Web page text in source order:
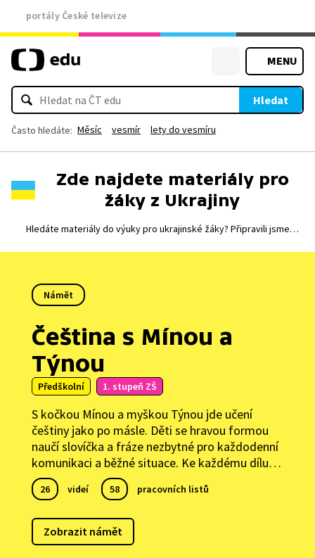
portály České televize
MENU
Hledat
Často hledáte: Měsíc vesmír lety do vesmíru
Zde najdete materiály pro
žáky z Ukrajiny
Hledáte materiály do výuky pro ukrajinské žáky? Připravili jsme
Námět
Čeština s Mínou a
Týnou
Předškolní 1. stupeň ZŠ
S kočkou Mínou a myškou Týnou jde učení
češtiny jako po másle. Děti se hravou formou
naučí slovíčka a fráze nezbytné pro každodenní
komunikaci a běžné situace. Ke každému dílu
navíc najdete slovníčky v češtině i ukrajinštině,
kde si děti slovíčka ještě lépe procvičí. Zábavný
určený pro malé začátečníky. Pořad vznikl
ve spolupráci s Národním pedagogickým
26 videí 58 pracovních listů
Zobrazit námět